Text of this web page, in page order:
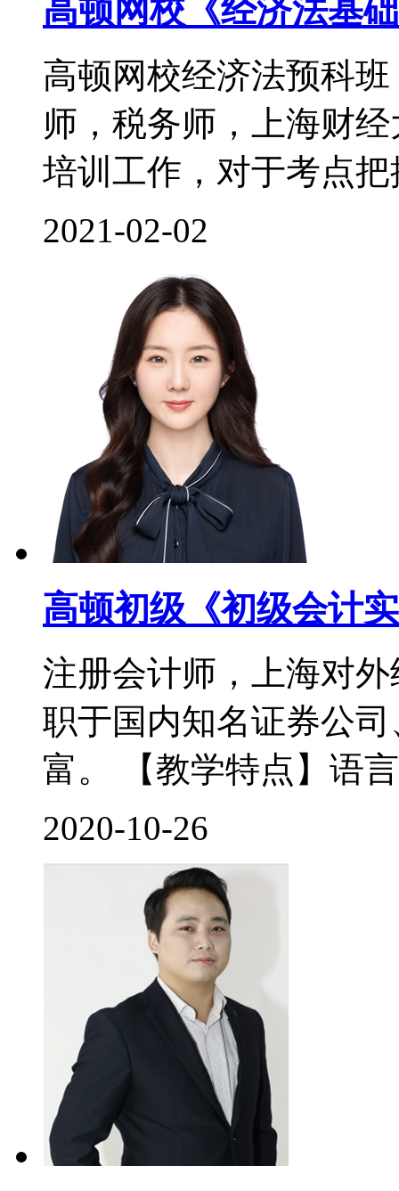
高顿网校《经济法基
高顿网校经济法预科
师，税务师，上海财
培训工作，对于考点
2021-02-02
高顿初级《初级会计
注册会计师，上海对
职于国内知名证券公
富。 【教学特点】语
2020-10-26